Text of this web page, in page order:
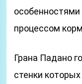
процессом
Грана Падано
стенки